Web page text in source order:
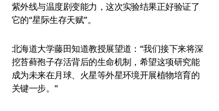
紫外线与温度剧变能力，这次实验结果正好验证了
它的“星际生存天赋”。
北海道大学藤田知道教授展望道：“我们接下来将深
挖苔藓孢子存活背后的生命机制，希望这项研究能
成为未来在月球、火星等外星环境开展植物培育的
关键一步。”